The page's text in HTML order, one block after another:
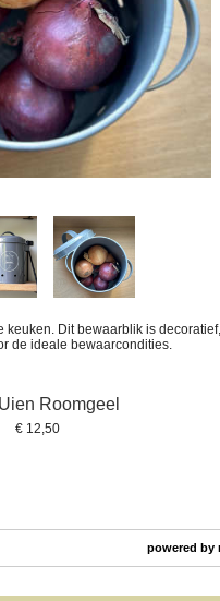
keuken. Dit bewaarblik is
de ideale bewaarcondities.
Roomgeel
€ 12,50
powered by